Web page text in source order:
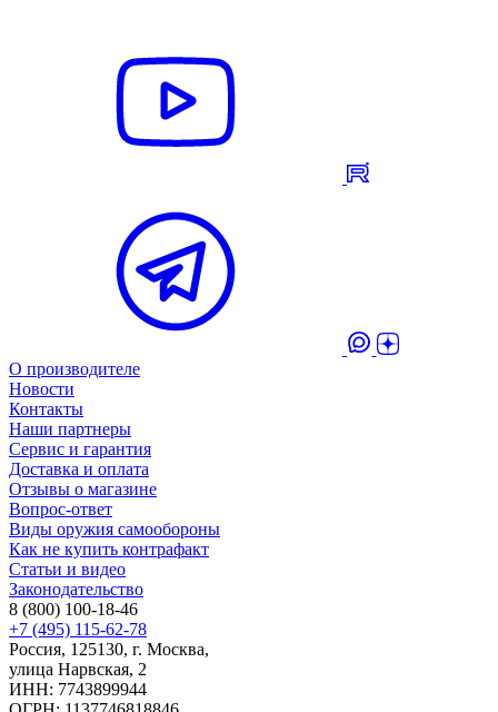
О производителе
Новости
Контакты
Наши партнеры
Сервис и гарантия
Доставка и оплата
Отзывы о магазине
Вопрос-ответ
Виды оружия самообороны
Как не купить контрафакт
Статьи и видео
Законодательство
8 (800) 100-18-46
+7 (495) 115-62-78
Россия, 125130, г. Москва,
улица Нарвская, 2
ИНН: 7743899944